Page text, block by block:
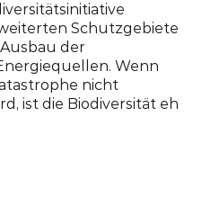
Schutzgebiete
der
Wenn
nicht
ist die Biodiversität eh